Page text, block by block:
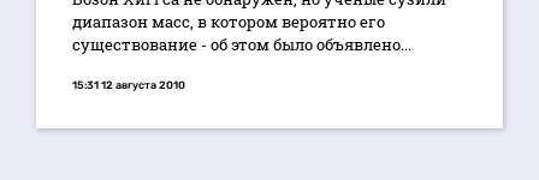
диапазон масс, в котором вероятно его
существование - об этом было объявлено...
15:31 12 августа 2010